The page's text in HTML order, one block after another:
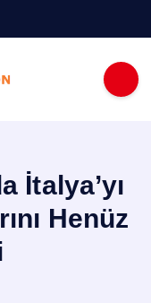
İtalya’yı
Henüz